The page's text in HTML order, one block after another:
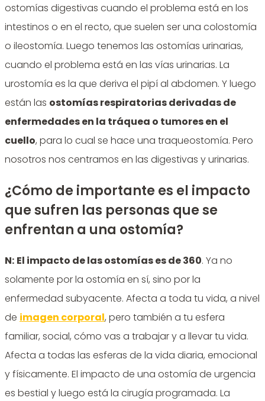
ostomías digestivas cuando el problema está en los
intestinos o en el recto, que suelen ser una colostomía
o ileostomía. Luego tenemos las ostomías urinarias,
cuando el problema está en las vías urinarias. La
urostomía es la que deriva el pipí al abdomen. Y luego
están las ostomías respiratorias derivadas de
enfermedades en la tráquea o tumores en el
cuello, para lo cual se hace una traqueostomía. Pero
nosotros nos centramos en las digestivas y urinarias.
¿Cómo de importante es el impacto
que sufren las personas que se
enfrentan a una ostomía?
N: El impacto de las ostomías es de 360. Ya no
solamente por la ostomía en sí, sino por la
enfermedad subyacente. Afecta a toda tu vida, a nivel
de imagen corporal, pero también a tu esfera
familiar, social, cómo vas a trabajar y a llevar tu vida.
Afecta a todas las esferas de la vida diaria, emocional
y físicamente. El impacto de una ostomía de urgencia
es bestial y luego está la cirugía programada. La